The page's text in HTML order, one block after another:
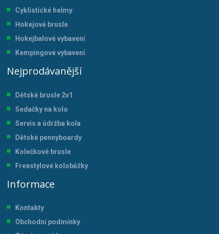
Cyklistické helmy
Hokejové brusle
Hokejbalové vybavení
Kempingové vybavení
Nejprodávanější
Dětské brusle 2v1
Sedačky na kolo
Servis a údržba kola
Dětské pennyboardy
Kolečkové brusle
Freestylové koloběžky
Informace
Kontakty
Obchodní podmínky